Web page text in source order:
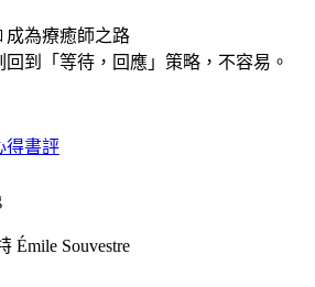
成為療癒師之路
到「等待，回應」策略，不容易。
得書評
Émile Souvestre